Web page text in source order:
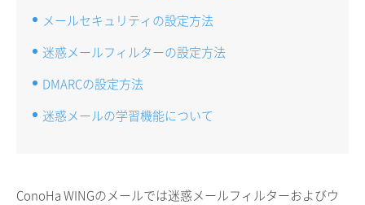
メールセキュリティの設定方法
迷惑メールフィルターの設定方法
DMARCの設定方法
迷惑メールの学習機能について
ConoHa WINGのメールでは迷惑メールフィルターおよびウ